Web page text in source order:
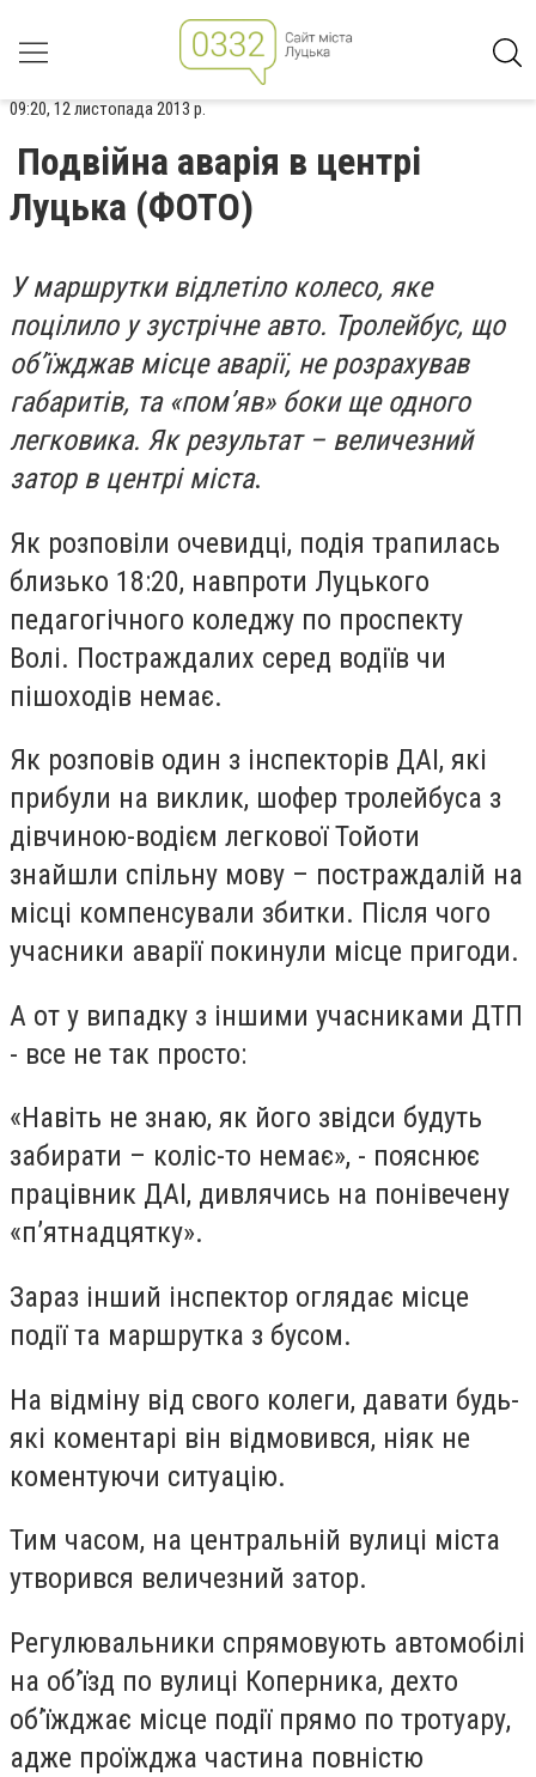
09:20, 12 листопада 2013 р.
Подвійна аварія в центрі
Луцька (ФОТО)
У маршрутки відлетіло колесо, яке
поцілило у зустрічне авто. Тролейбус, що
об’їжджав місце аварії, не розрахував
габаритів, та «пом’яв» боки ще одного
легковика. Як результат – величезний
затор в центрі міста.
Як розповіли очевидці, подія трапилась
близько 18:20, навпроти Луцького
педагогічного коледжу по проспекту
Волі. Постраждалих серед водіїв чи
пішоходів немає.
Як розповів один з інспекторів ДАІ, які
прибули на виклик, шофер тролейбуса з
дівчиною-водієм легкової Тойоти
знайшли спільну мову – постраждалій на
місці компенсували збитки. Після чого
учасники аварії покинули місце пригоди.
А от у випадку з іншими учасниками ДТП
- все не так просто:
«Навіть не знаю, як його звідси будуть
забирати – коліс-то немає», - пояснює
працівник ДАІ, дивлячись на понівечену
«п’ятнадцятку».
Зараз інший інспектор оглядає місце
події та маршрутка з бусом.
На відміну від свого колеги, давати будь-
які коментарі він відмовився, ніяк не
коментуючи ситуацію.
Тим часом, на центральній вулиці міста
утворився величезний затор.
Регулювальники спрямовують автомобілі
на об’їзд по вулиці Коперника, дехто
об’їжджає місце події прямо по тротуару,
адже проїжджа частина повністю